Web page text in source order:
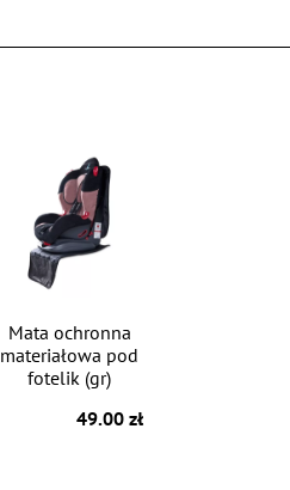
Mata ochronna
materiałowa pod
fotelik (gr)
49.00 zł